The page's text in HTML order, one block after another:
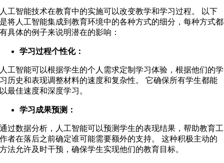
人工智能技术在教育中的实施可以改变教学和学习过程。 以下
是将人工智能集成到教育环境中的各种方式的细分，每种方式都
有具体的例子来说明潜在的影响：
学习过程个性化：
人工智能可以根据学生的个人需求定制学习体验，根据他们的学
习历史和表现调整材料的速度和复杂性。 它确保所有学生都能
以最佳速度和深度学习。
学习成果预测：
通过数据分析，人工智能可以预测学生的表现结果，帮助教育工
作者在落后之前确定谁可能需要额外的支持。 这种积极主动的
方法允许及时干预，确保学生实现他们的教育目标。